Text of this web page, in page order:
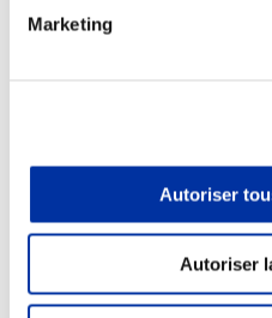
Marketing
Autoriser
Autoriser
Consommation
Sécurité sanitaire
Viandes et
Juste rémunération
Sources d’information